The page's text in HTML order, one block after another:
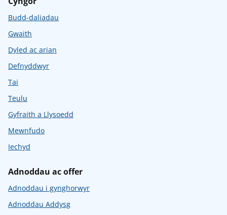
Budd-daliadau
Gwaith
Dyled ac arian
Defnyddwyr
Tai
Teulu
Gyfraith a Llysoedd
Mewnfudo
Iechyd
Adnoddau ac offer
Adnoddau i gynghorwyr
Adnoddau Addysg